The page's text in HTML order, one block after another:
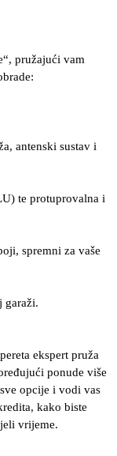
pružajući vam
antenski sustav i
te protuprovalna i
spremni za vaše
garaži.
ekspert pruža
ponude više
opcije i vodi vas
kako biste
vrijeme.